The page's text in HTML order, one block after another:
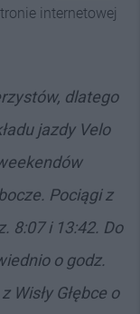
internetowej
dlatego
jazdy Velo
Pociągiz
8:07 i 13:42. Do
o godz.
Wisły Głębce o